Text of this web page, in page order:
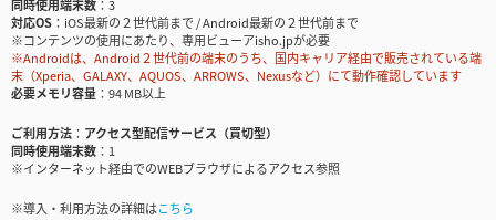
同時使用端末数
3
対応OS
iOS最新の２世代前まで / Android最新の２世代前まで
※コンテンツの使用にあたり、専用ビューアisho.jpが必要
※Androidは、Android２世代前の端末のうち、国内キャリア経由で販売されている端
末（Xperia、GALAXY、AQUOS、ARROWS、Nexusなど）にて動作確認しています
必要メモリ容量
94 MB以上
ご利用方法
アクセス型配信サービス（買切型）
同時使用端末数
1
※インターネット経由でのWEBブラウザによるアクセス参照
※導入・利用方法の詳細はこちら